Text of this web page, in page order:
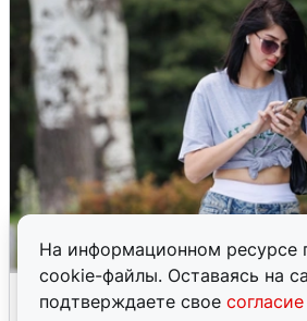
На информационном ресурсе
cookie-файлы. Оставаясь на
подтверждаете свое согласие
Волгоградцы остались